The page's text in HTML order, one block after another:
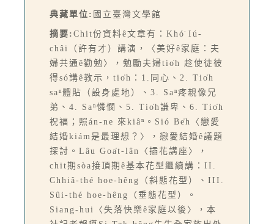
典藏單位: 國立臺灣文學館
摘要: Chit份資料ê文章有：Khó͘ Iú-
châi（許有才）講演，〈美好ê家庭：夫
婦共通ê勸勉〉，勉勵夫婦tio̍h 趁使徒彼
得só͘講ê教示，tio̍h：1.同心、2. Tio̍h
saⁿ體貼（設身處地）、3. Saⁿ疼親像兄
弟、4. Saⁿ憐憫、5. Tio̍h謙卑、6. Tio̍h
祝福；照án-ne 來kiâⁿ。Sió Be̍h〈戀愛
結婚kiám是最理想？〉，戀愛結婚ê議題
探討。Lâu Goa̍t-lân〈插花講座〉，
chit期sòa接頂期ê基本花型繼續講：II.
Chhiâ-thé hoe-hêng（斜態花型）、III.
Sûi-thé hoe-hêng（垂態花型）。
Siang-hui〈失落快樂ê家庭以後〉，本